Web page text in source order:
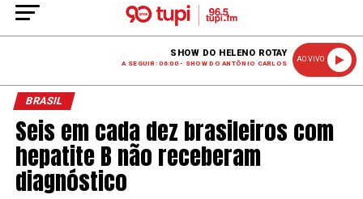
SHOW DO HELENO ROTAY
A SEGUIR: 06:00 - SHOW DO ANTÔNIO CARLOS
AO VIVO
BRASIL
Seis em cada dez brasileiros com
hepatite B não receberam
diagnóstico